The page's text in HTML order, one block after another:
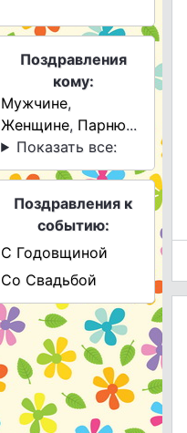
Поздравления
кому:
Мужчине,
Женщине, Парню...
Показать все:
Поздравления к
событию:
С Годовщиной
Со Свадьбой